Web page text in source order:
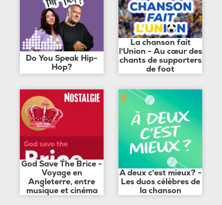
Do You Speak Hip-
Hop?
La chanson fait
l'Union - Au cœur des
chants de supporters
de foot
God Save The Brice -
Voyage en
Angleterre, entre
musique et cinéma
A deux c'est mieux? -
Les duos célèbres de
la chanson